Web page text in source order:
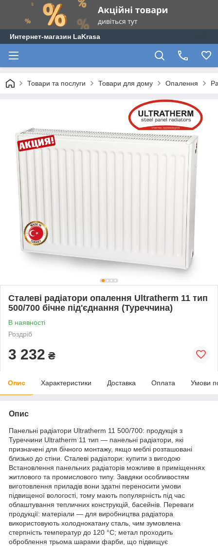
Интернет-магазин LaKrasa
Товари та послуги Товари для дому Опалення
Сталеві радіатори опалення Ultratherm 11 тип
500/700 бічне під'єднання (Туреччина)
В наявності
Роздріб
3 232 ₴
Опис Характеристики Доставка Оплата Умови
Опис
Панельні радіатори Ultratherm 11 500/700: продукція з
Туреччини Ultratherm 11 тип — панельні радіатори, які
призначені для бічного монтажу, якщо меблі розташовані
близько до стіни. Сталеві радіатори: купити з вигодою
Встановлення панельних радіаторів можливе в приміщеннях
житлового та промислового типу. Завдяки особливостям
виготовлення приладів вони здатні переносити умови
підвищеної вологості, тому мають популярність під час
облаштування тепличних конструкцій, басейнів. Переваги
продукції: матеріали — для виробництва радіатора
використовують холоднокатану сталь, чим зумовлена
стерпність температур до 120 °C; метал проходить
оброблення трьома шарами фарби, що підвищує